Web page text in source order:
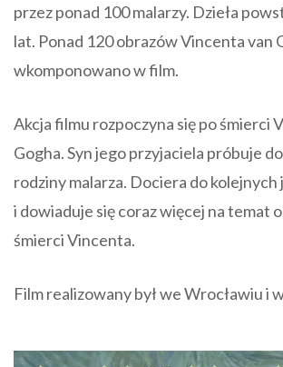
przez ponad 100 malarzy. Dzieła
lat. Ponad 120 obrazów Vincenta van
wkomponowano w film.
Akcja filmu rozpoczyna się po śmierci
Gogha. Syn jego przyjaciela próbuje
rodziny malarza. Dociera do kolejnych
i dowiaduje się coraz więcej na temat
śmierci Vincenta.
Film realizowany był we Wrocławiu i